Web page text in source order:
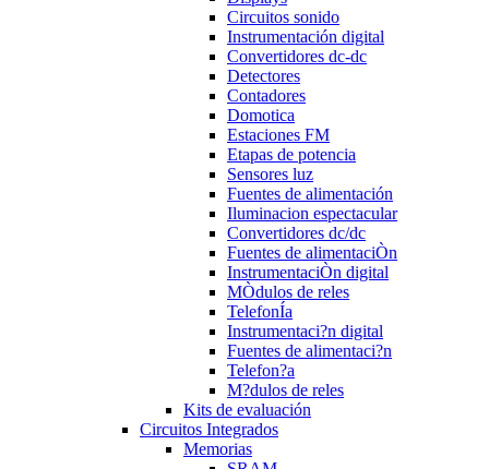
Circuitos sonido
Instrumentación digital
Convertidores dc-dc
Detectores
Contadores
Domotica
Estaciones FM
Etapas de potencia
Sensores luz
Fuentes de alimentación
Iluminacion espectacular
Convertidores dc/dc
Fuentes de alimentaciÒn
InstrumentaciÒn digital
MÒdulos de reles
TelefonÍa
Instrumentaci?n digital
Fuentes de alimentaci?n
Telefon?a
M?dulos de reles
Kits de evaluación
Circuitos Integrados
Memorias